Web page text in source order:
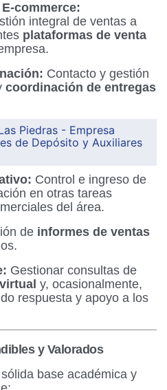
commerce:
integral de ventas a
plataformas de venta
Contacto y gestión
coordinación de entregas
Piedras - Empresa
de Depósito y Auxiliares
Control e ingreso de
en otras tareas
del área.
de informes de ventas
Gestionar consultas de
virtual y, ocasionalmente,
respuesta y apoyo a los
y Valorados
base académica y